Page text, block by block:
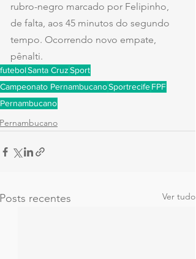
rubro-negro marcado por Felipinho,
de falta, aos 45 minutos do segundo
tempo. Ocorrendo novo empate,
pênalti.
futebolSanta CruzSport
Campeonato PernambucanoSportrecifeFPF
Pernambucano
Pernambucano
Posts recentes Ver tudo